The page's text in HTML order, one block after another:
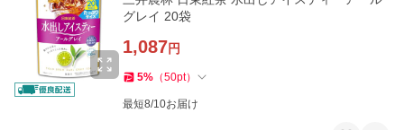
グレイ 20袋
1,087円
5% （50pt）
最短8/10お届け